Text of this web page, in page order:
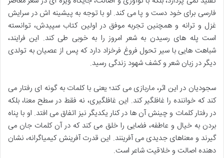
فارسی برای خود دست و پا می کند. او با توجه به پیشینه اش در سرایش
غزل و ترانه و همچنین تجربه موفق در اولین کتاب سپیدش، توانسته
است پله های رسیدن به شعر امروز را به خوبی طی کند. این فرایند،
شباهت هایی با سیر تحول فروغ فرخزاد دارد که پس از عصیان به تولدی
دیگر در زبان شعر و کشف شهود زندگی رسید.
سجودیان در این اثر، ماربازی می کند؛ یعنی با کلمات به گونه ای رفتار می
کند که خواننده را غافلگیر کند. این غافلگیری، نه فقط در سطح معنا، بلکه
در رفتار کلمات و چینش آن ها در کنار یکدیگر نیز اتفاق می افتد. او با پناه
بردن به خیال و عاطفه، فضایی را خلق می کند که در آن کلمات جان می
گیرند و معناهای جدیدی می آفرینند. این قدرت آفرینش کیمیاگرانه، نشان
دهنده اصالت و خلاقیت شاعر است.